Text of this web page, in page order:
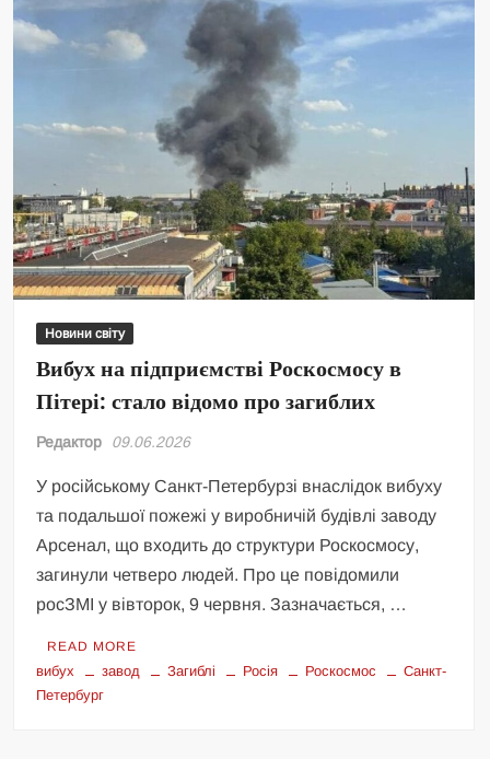
Новини світу
Вибух на підприємстві Роскосмосу в
Пітері: стало відомо про загиблих
Редактор 09.06.2026
У російському Санкт-Петербурзі внаслідок вибуху
та подальшої пожежі у виробничій будівлі заводу
Арсенал, що входить до структури Роскосмосу,
загинули четверо людей. Про це повідомили
росЗМІ у вівторок, 9 червня. Зазначається, …
READ MORE
вибух завод Загиблі Росія Роскосмос
Санкт-
Петербург